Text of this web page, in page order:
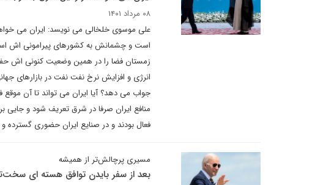
۰۸ مرداد ۱۴۰۱
علی موسوی خلخالی می نویسد: ایران می
است و چشمانش به کشورهای پیرامونی اش است،
زمستان فضا را در همین وضعیت کنونی اش حفظ
انرژی و افزایش نرخ نفت نفت در بازارهای
جواب می دهد؟ آیا ایران می تواند تا آن موقع
منافع ایران صرفا در شرق تعریف شود و جایی
فعال بودند و در صنایع ایران حضوری گسترده و
مسیری پرچالش‌تر از همیشه
بعد از سفر بایدن توافق هسته ای